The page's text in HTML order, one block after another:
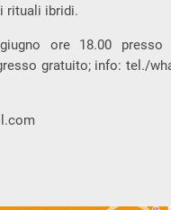
rituali ibridi.
ore 18.00 presso
gratuito; info: tel./